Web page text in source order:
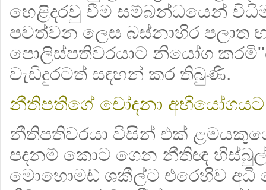
හෙළිදරවු වීම සම්බන්ධයෙන්
පවත්වන ලෙස බස්නාහිර පලාත
පොලිස්පතිවරයාට නියෝග
වැඩිදුරටත් සඳහන් කර තිබුණි.
නීතිපතිගේ චෝදනා අභියෝගයට
නීතිපතිවරයා විසින් එක්
පදනම් කොට ගෙන නීතිඥ
මොහොමඩ් ශකීල්ට එරෙහිව